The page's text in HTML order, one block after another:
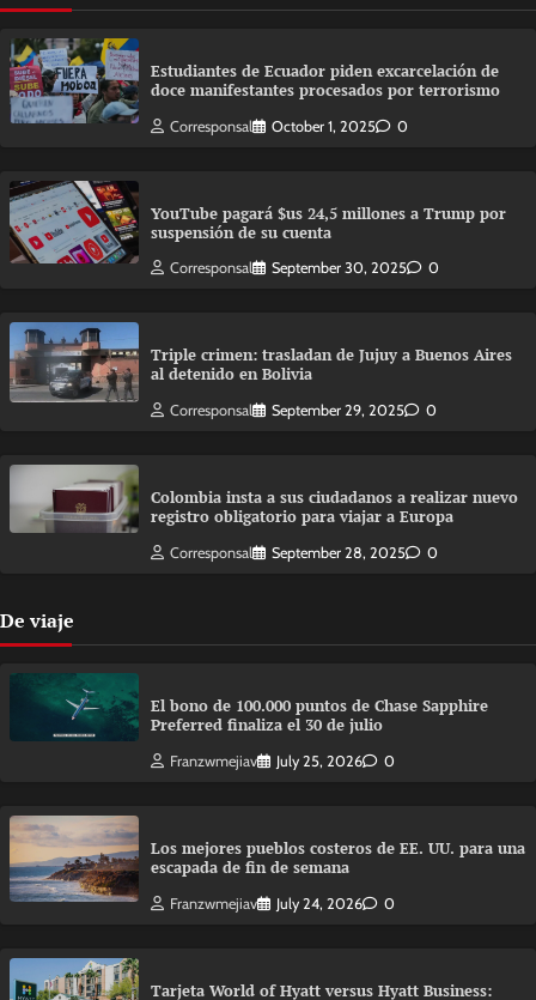
Estudiantes de Ecuador piden excarcelación de
doce manifestantes procesados por terrorismo
Corresponsal October 1, 2025 0
YouTube pagará $us 24,5 millones a Trump por
suspensión de su cuenta
Corresponsal September 30, 2025 0
Triple crimen: trasladan de Jujuy a Buenos Aires
al detenido en Bolivia
Corresponsal September 29, 2025 0
Colombia insta a sus ciudadanos a realizar nuevo
registro obligatorio para viajar a Europa
Corresponsal September 28, 2025 0
De viaje
El bono de 100.000 puntos de Chase Sapphire
Preferred finaliza el 30 de julio
Franzwmejiav July 25, 2026 0
Los mejores pueblos costeros de EE. UU. para una
escapada de fin de semana
Franzwmejiav July 24, 2026 0
Tarjeta World of Hyatt versus Hyatt Business: